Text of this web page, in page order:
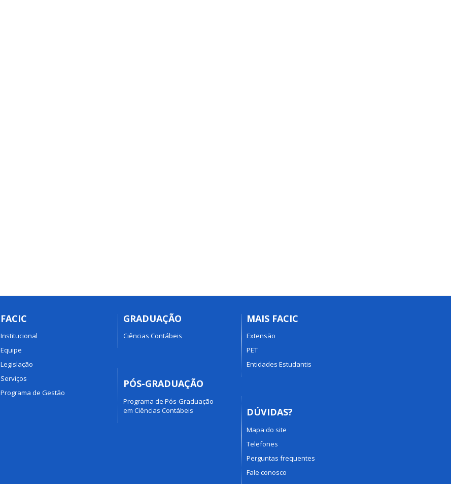
FACIC
Institucional
Equipe
Legislação
Serviços
Programa de Gestão
GRADUAÇÃO
Ciências Contábeis
PÓS-GRADUAÇÃO
Programa de Pós-Graduação
em Ciências Contábeis
MAIS FACIC
Extensão
PET
Entidades Estudantis
DÚVIDAS?
Mapa do site
Telefones
Perguntas frequentes
Fale conosco